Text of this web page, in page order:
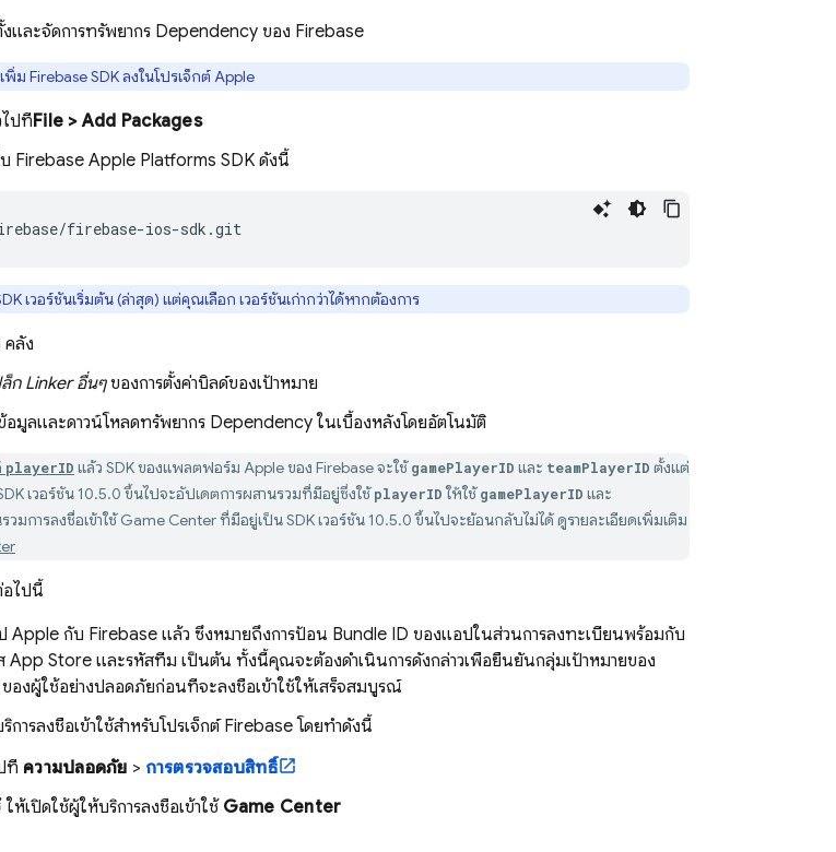
และจัดการทรัพยากร Dependency ของ Firebase
พิ่ม Firebase SDK ลงในโปรเจ็กต์ Apple
ไปที่File > Add Packages
บ Firebase Apple Platforms SDK ดังนี้
firebase-ios-sdk.git
เวอร์ชันเริ่มต้น (ล่าสุด) แต่คุณเลือก เวอร์ชันเก่ากว่าได้หากต้องการ
คลัง
ก Linker อื่นๆของการตั้งค่าบิลด์ของเป้าหมาย
ข้อมูลและดาวน์โหลดทรัพยากร Dependency ในเบื้องหลังโดยอัตโนมัติ
playerID แล้ว SDK ของแพลตฟอร์ม Apple ของ Firebase จะใช้gamePlayerID และ teamPlayerID ตั้งแต่
เวอร์ชัน 10.5.0 ขึ้นไปจะอัปเดตการผสานรวมที่มีอยู่ซึ่งใช้playerID ให้ใช้gamePlayerID และ
วมการลงชื่อเข้าใช้ Game Center ที่มีอยู่เป็น SDK เวอร์ชัน 10.5.0 ขึ้นไปจะย้อนกลับไม่ได้ ดูรายละเอียดเพิ่มเติม
อไปนี้
Apple กับ Firebase แล้ว ซึ่งหมายถึงการป้อน Bundle ID ของแอปในส่วนการลงทะเบียนพร้อมกับ
App Store และรหัสทีม เป็นต้น ทั้งนี้คุณจะต้องดำเนินการดังกล่าวเพื่อยืนยันกลุ่มเป้าหมายของ
องผู้ใช้อย่างปลอดภัยก่อนที่จะลงชื่อเข้าใช้ให้เสร็จสมบูรณ์
การลงชื่อเข้าใช้สำหรับโปรเจ็กต์ Firebase โดยทำดังนี้
ที่ ความปลอดภัย > การตรวจสอบสิทธิ์
ให้เปิดใช้ผู้ให้บริการลงชื่อเข้าใช้ Game Center